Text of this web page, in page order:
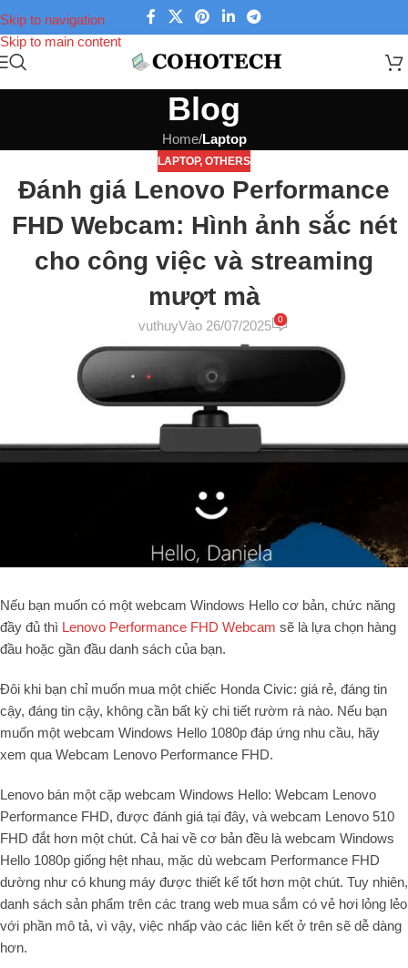
Skip to navigation
Skip to main content
Blog
Home/Laptop
LAPTOP, OTHERS
Đánh giá Lenovo Performance
FHD Webcam: Hình ảnh sắc nét
cho công việc và streaming
mượt mà
vuthuyVào 26/07/2025 0
Nếu bạn muốn có một webcam Windows Hello cơ bản, chức năng
đầy đủ thì Lenovo Performance FHD Webcam sẽ là lựa chọn hàng
đầu hoặc gần đầu danh sách của bạn.
Đôi khi bạn chỉ muốn mua một chiếc Honda Civic: giá rẻ, đáng tin
cậy, đáng tin cậy, không cần bất kỳ chi tiết rườm rà nào. Nếu bạn
muốn một webcam Windows Hello 1080p đáp ứng nhu cầu, hãy
xem qua Webcam Lenovo Performance FHD.
Lenovo bán một cặp webcam Windows Hello: Webcam Lenovo
Performance FHD, được đánh giá tại đây, và webcam Lenovo 510
FHD đắt hơn một chút. Cả hai về cơ bản đều là webcam Windows
Hello 1080p giống hệt nhau, mặc dù webcam Performance FHD
dường như có khung máy được thiết kế tốt hơn một chút. Tuy nhiên,
danh sách sản phẩm trên các trang web mua sắm có vẻ hơi lỏng lẻo
với phần mô tả, vì vậy, việc nhấp vào các liên kết ở trên sẽ dễ dàng
hơn.